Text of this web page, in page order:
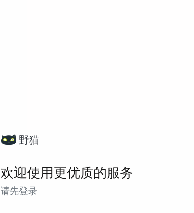
野猫
欢迎使用更优质的服务
请先登录